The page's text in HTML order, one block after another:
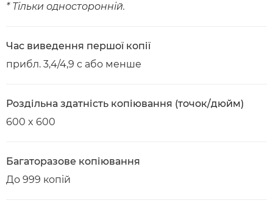
* Тільки односторонній.
Час виведення першої копії
прибл. 3,4/4,9 с або менше
Роздільна здатність копіювання (точок/дюйм)
600 x 600
Багаторазове копіювання
До 999 копій